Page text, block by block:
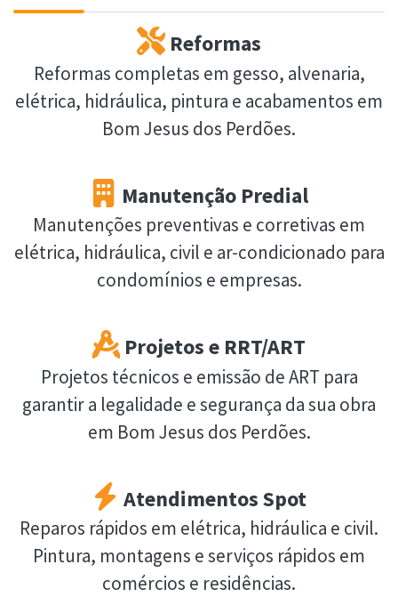
Reformas
Reformas completas em gesso, alvenaria,
elétrica, hidráulica, pintura e acabamentos em
Bom Jesus dos Perdões.
Manutenção Predial
Manutenções preventivas e corretivas em
elétrica, hidráulica, civil e ar-condicionado para
condomínios e empresas.
Projetos e RRT/ART
Projetos técnicos e emissão de ART para
garantir a legalidade e segurança da sua obra
em Bom Jesus dos Perdões.
Atendimentos Spot
Reparos rápidos em elétrica, hidráulica e civil.
Pintura, montagens e serviços rápidos em
comércios e residências.